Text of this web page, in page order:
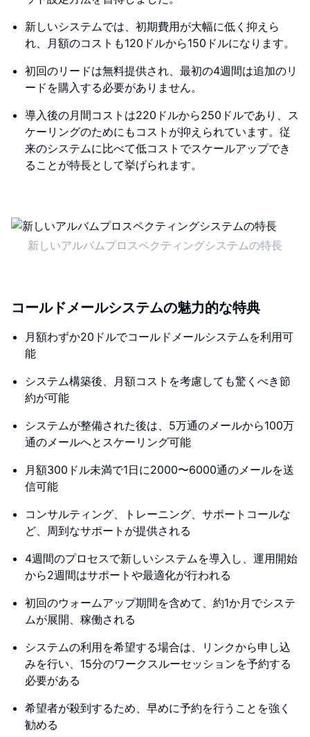
新しいシステムでは、初期費用が大幅に低く抑えら
れ、月額のコストも120ドルから150ドルになります。
初回のリードは無料提供され、最初の4週間は追加のリ
ードを購入する必要がありません。
導入後の月間コストは220ドルから250ドルであり、ス
ケーリングのためにもコストが抑えられています。従
来のシステムに比べて低コストでスケールアップでき
ることが特長として挙げられます。
新しいアルバムプロスペクティングシステムの特長
コールドメールシステムの魅力的な特典
月額わずか20ドルでコールドメールシステムを利用可
能
システム構築後、月額コストを考慮しても驚くべき節
約が可能
システムが整備された後は、5万通のメールから100万
通のメールへとスケーリング可能
月額300ドル未満で1日に2000〜6000通のメールを送
信可能
コンサルティング、トレーニング、サポートコールな
ど、周到なサポートが提供される
4週間のプロセスで新しいシステムを導入し、運用開始
から2週間はサポートや最適化が行われる
初回のウォームアップ期間を含めて、約1か月でシステ
ムが展開、稼働される
システムの利用を希望する場合は、リンクから申し込
みを行い、15分のワークスルーセッションを予約する
必要がある
希望者が殺到するため、早めに予約を行うことを強く
勧める